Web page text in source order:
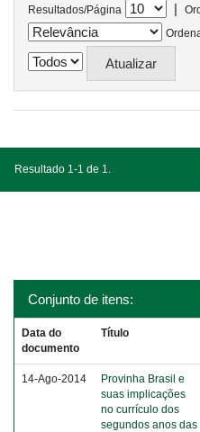
Resultados/Página |
Resultado 1-1 de 1.
Conjunto de itens:
Data do
documento
Título
14-Ago-2014
Provinha Brasil e
suas implicações
no currículo dos
segundos anos das